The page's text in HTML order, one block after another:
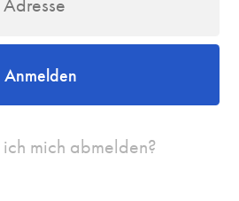
Anmelden
mich abmelden?